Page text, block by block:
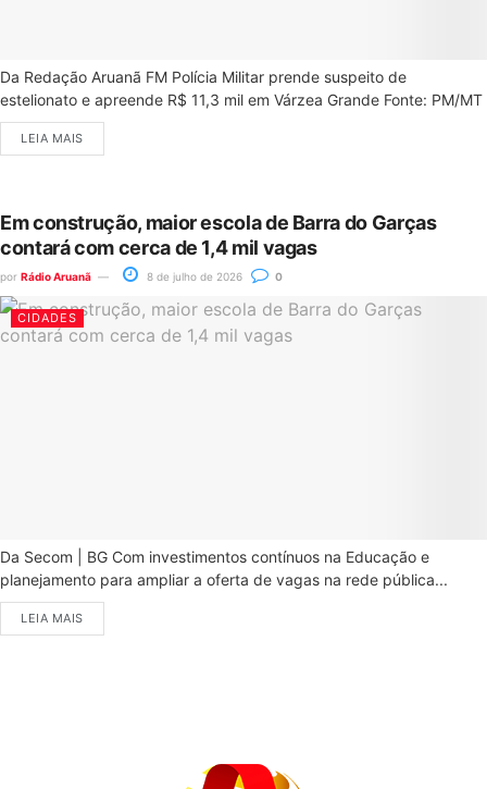
Da Redação Aruanã FM Polícia Militar prende suspeito de
estelionato e apreende R$ 11,3 mil em Várzea Grande Fonte: PM/MT
LEIA MAIS
Em construção, maior escola de Barra do Garças
contará com cerca de 1,4 mil vagas
por Rádio Aruanã 8 de julho de 2026 0
CIDADES
Da Secom | BG Com investimentos contínuos na Educação e
planejamento para ampliar a oferta de vagas na rede pública...
LEIA MAIS